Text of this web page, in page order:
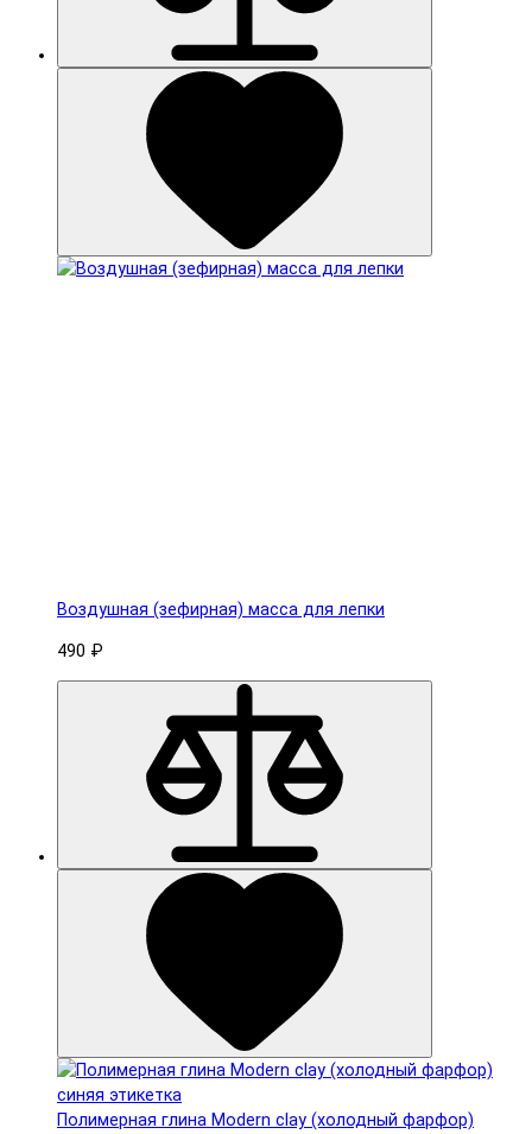
Воздушная (зефирная) масса для лепки
490 ₽
Полимерная глина Modern clay (холодный фарфор)